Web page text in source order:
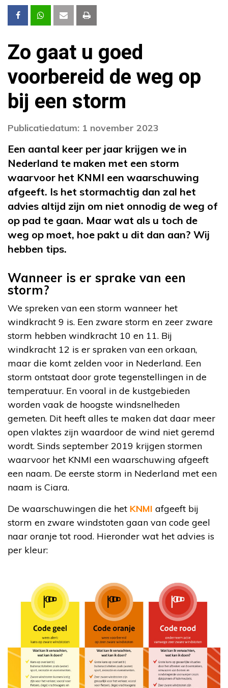
Zo gaat u goed
voorbereid de weg op
bij een storm
Publicatiedatum: 1 november 2023
Een aantal keer per jaar krijgen we in
Nederland te maken met een storm
waarvoor het KNMI een waarschuwing
afgeeft. Is het stormachtig dan zal het
advies altijd zijn om niet onnodig de weg of
op pad te gaan. Maar wat als u toch de
weg op moet, hoe pakt u dit dan aan? Wij
hebben tips.
Wanneer is er sprake van een
storm?
We spreken van een storm wanneer het
windkracht 9 is. Een zware storm en zeer zware
storm hebben windkracht 10 en 11. Bij
windkracht 12 is er spraken van een orkaan,
maar die komt zelden voor in Nederland. Een
storm ontstaat door grote tegenstellingen in de
temperatuur. En vooral in de kustgebieden
worden vaak de hoogste windsnelheden
gemeten. Dit heeft alles te maken dat daar meer
open vlaktes zijn waardoor de wind niet geremd
wordt. Sinds september 2019 krijgen stormen
waarvoor het KNMI een waarschuwing afgeeft
een naam. De eerste storm in Nederland met een
naam is Ciara.
De waarschuwingen die het KNMI afgeeft bij
storm en zware windstoten gaan van code geel
naar oranje tot rood. Hieronder wat het advies is
per kleur: